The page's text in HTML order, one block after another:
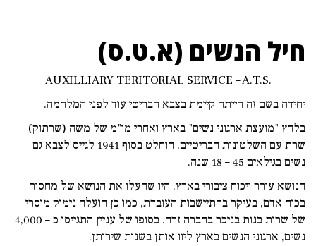
חיל הנשים (א.ט.ס)
AUXILLIARY TERITORIAL SERVICE – A.T.S.
יחידה בשם זה הייתה קיימת בצבא הבריטי עוד לפני המלחמה.
בלחץ "מועצת ארגוני נשים" בארץ ואחרי מו"מ של משה (שרתוק)
שרת עם השלטונות הבריטיים, הוחלט בסוף 1941 לגייס לצבא גם
נשים בגילאים 45 – 18 שנה.
הנושא עורר ויכוח ציבורי בארץ. היו שהעלו את הנושא של מחסור
בכוח אדם, בעיקר בהתיישבות העובדת, כמו כן הועלה נימוק מוסרי
של שרות בנות בניכר בחברה זרה. בסופו של עניין התגייסו כ – 4,000
נשים, ארגוני הנשים בארץ ליוו אותן בשנות שירותן.